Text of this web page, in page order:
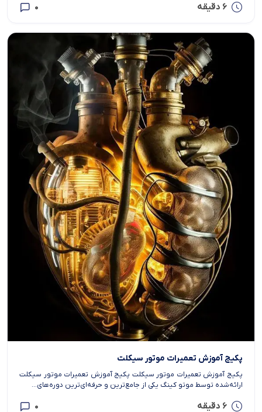
6 دقیقه 0
پکیج آموزش تعمیرات موتور سیکلت
پکیج آموزش تعمیرات موتور سیکلت پکیج آموزش تعمیرات موتور سیکلت
ارائه‌شده توسط موتو کینگ یکی از جامع‌ترین و حرفه‌ای‌ترین دوره‌های...
6 دقیقه 0